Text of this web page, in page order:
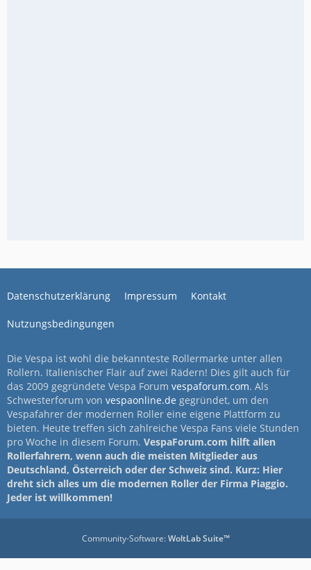
Datenschutzerklärung Impressum Kontakt
Nutzungsbedingungen
Die Vespa ist wohl die bekannteste Rollermarke unter allen
Rollern. Italienischer Flair auf zwei Rädern! Dies gilt auch für
das 2009 gegründete Vespa Forum vespaforum.com. Als
Schwesterforum von vespaonline.de gegründet, um den
Vespafahrer der modernen Roller eine eigene Plattform zu
bieten. Heute treffen sich zahlreiche Vespa Fans viele Stunden
pro Woche in diesem Forum. VespaForum.com hilft allen
Rollerfahrern, wenn auch die meisten Mitglieder aus
Deutschland, Österreich oder der Schweiz sind. Kurz: Hier
dreht sich alles um die modernen Roller der Firma Piaggio.
Jeder ist willkommen!
Community-Software:WoltLab Suite™